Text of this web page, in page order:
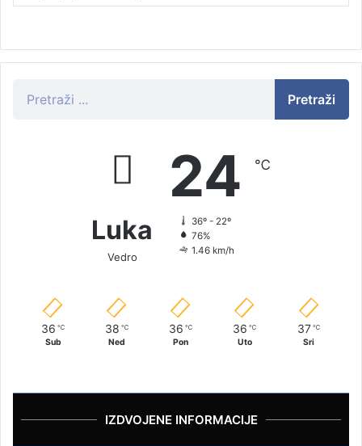
Pretraži
Luka
Vedro
24 ℃
36º - 22º
76%
1.46 km/h
36 ℃
Sub
38 ℃
Ned
36 ℃
Pon
36 ℃
Uto
37 ℃
Sri
IZDVOJENE INFORMACIJE